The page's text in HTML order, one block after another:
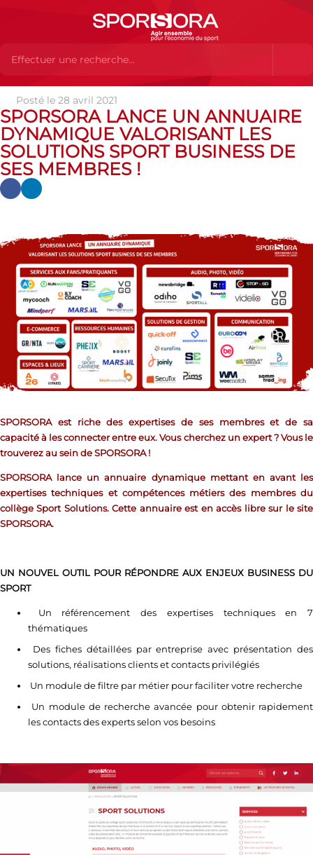
Actualités Actualités
lance un annuaire dynamique valorisant les solutions sport business
de ses membres !
Posté le 28 avril 2021
SPORSORA LANCE UN ANNUAIRE
DYNAMIQUE VALORISANT LES
SOLUTIONS SPORT BUSINESS DE
SES MEMBRES !
SPORSORA est riche des expertises de ses membres et de sa
capacité à les connecter entre eux. Vous cherchez un expert ? Vous le
trouverez au sein de SPORSORA !
SPORSORA lance un annuaire dynamique mettant en avant les
expertises techniques et compétences métiers des membres du
collège Sport Solutions. Cette annuaire est en accès libre sur le site
SPORSORA.
UN NOUVEL OUTIL POUR RÉPONDRE AUX ENJEUX BUSINESS DU
SPORT
Un référencement des expertises techniques en 7
thématiques
Des fiches détaillées par entreprise avec présentation des
solutions, réalisations clients et contacts privilégiés
Un module de filtre par métier pour faciliter votre recherche
Un module de recherche avancée pour obtenir rapidement
les contacts des experts selon vos besoins